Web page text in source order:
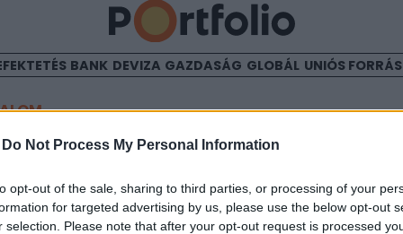
Do Not Process My Personal Information
opt-out of the sale, sharing to third parties, or processing of your
for targeted advertising by us, please use the below opt-out
selection. Please note that after your opt-out request is processed
BANK DEVIZA GAZDASÁG GLOBÁL UNIÓS
hozamcsökkenés (20-80 bp)